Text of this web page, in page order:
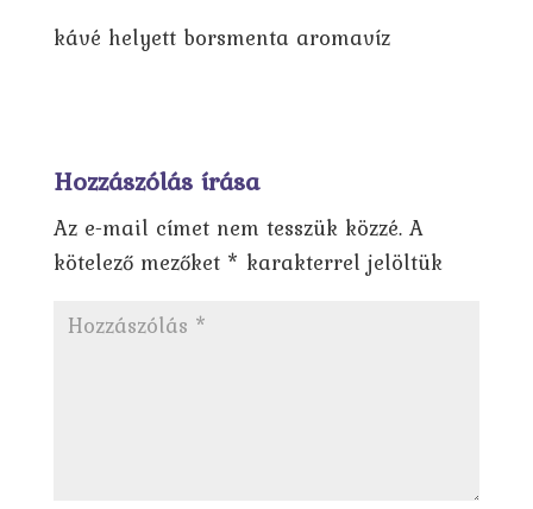
kávé helyett borsmenta aromavíz
Hozzászólás írása
Az e-mail címet nem tesszük közzé. A
kötelező mezőket * karakterrel jelöltük